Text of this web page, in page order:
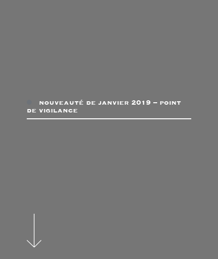
nouveauté de janvier 2019 – point
de vigilance